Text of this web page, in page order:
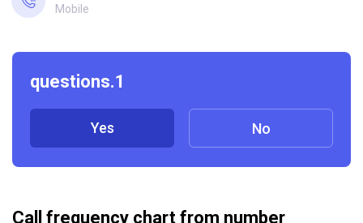
Mobile
questions.1
Yes No
Call frequency chart from number